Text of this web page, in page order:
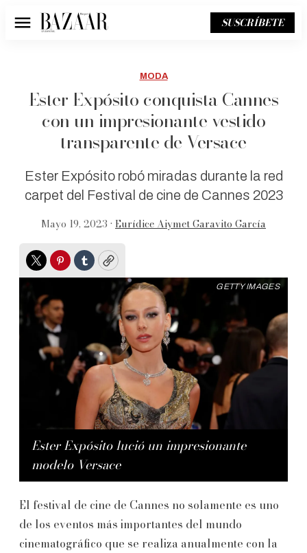
Menú SUSCRÍBETE
MODA
Ester Expósito conquista Cannes
con un impresionante vestido
transparente de Versace
Ester Expósito robó miradas durante la red
carpet del Festival de cine de Cannes 2023
Mayo 19, 2023 • Eurídice Aiymet Garavito García
TwitterPinterest
TumblrCopy
Ester Expósito lució un impresionante
modelo Versace
GETTY IMAGES
El festival de cine de Cannes no solamente es uno
de los eventos más importantes del mundo
cinematográfico que se realiza anualmente con la